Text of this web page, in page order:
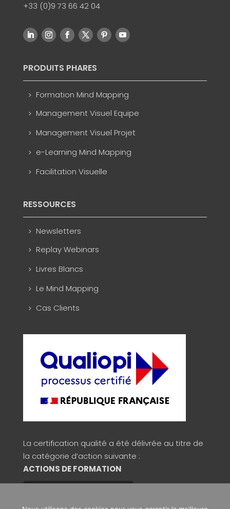
+33 (0)9 73 66 42 04
PRODUITS PHARES
Formation Mind Mapping
Management Visuel Equipe
Management Visuel Projet
e-Learning Mind Mapping
Facilitation Visuelle
RESSOURCES
Newsletters
Replay Webinars
Livres Blancs
Le Mind Mapping
Cas Clients
La certification qualité a été délivrée au titre de
la catégorie d’action suivante :
ACTIONS DE FORMATION